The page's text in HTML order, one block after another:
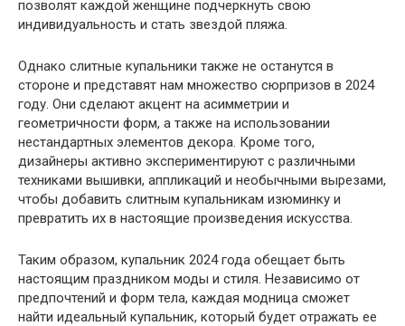
позволят каждой женщине подчеркнуть свою
индивидуальность и стать звездой пляжа.
Однако слитные купальники также не останутся в
стороне и представят нам множество сюрпризов в 2024
году. Они сделают акцент на асимметрии и
геометричности форм, а также на использовании
нестандартных элементов декора. Кроме того,
дизайнеры активно экспериментируют с различными
техниками вышивки, аппликаций и необычными вырезами,
чтобы добавить слитным купальникам изюминку и
превратить их в настоящие произведения искусства.
Таким образом, купальник 2024 года обещает быть
настоящим праздником моды и стиля. Независимо от
предпочтений и форм тела, каждая модница сможет
найти идеальный купальник, который будет отражать ее